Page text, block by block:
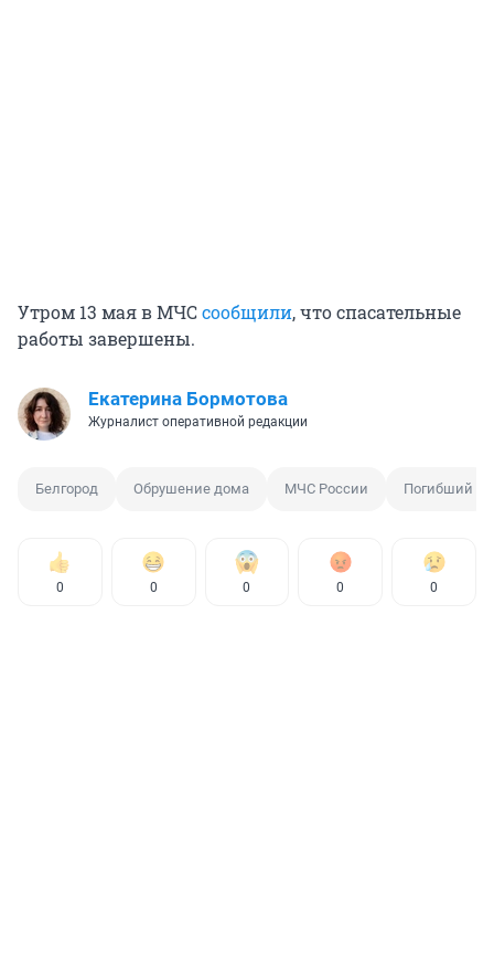
Утром 13 мая в МЧСсообщили, что спасательные
работы завершены.
Екатерина Бормотова
Журналист оперативной редакции
Белгород Обрушение дома МЧС России Погибший
0 0 0 0 0